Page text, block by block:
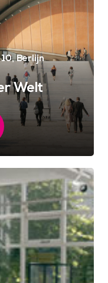
Berlijn
Welt